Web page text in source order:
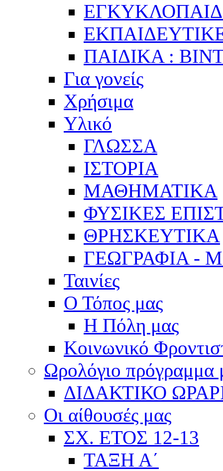
ΠΑΙΔΙΚΑ :
Για γονείς
Χρήσιμα
Υλικό
ΓΛΩΣΣΑ
ΙΣΤΟΡΙΑ
ΜΑΘΗΜΑΤΙΚΑ
ΦΥΣΙΚΕΣ
ΘΡΗΣΚΕΥΤΙΚΑ
ΓΕΩΓΡΑΦΙΑ -
Ταινίες
Ο Τόπος μας
Η Πόλη μας
Κοινωνικό
Ωρολόγιο πρόγραμμα
ΔΙΔΑΚΤΙΚΟ
Οι αίθουσές μας
ΣΧ. ΕΤΟΣ 12-13
ΤΑΞΗ Α΄